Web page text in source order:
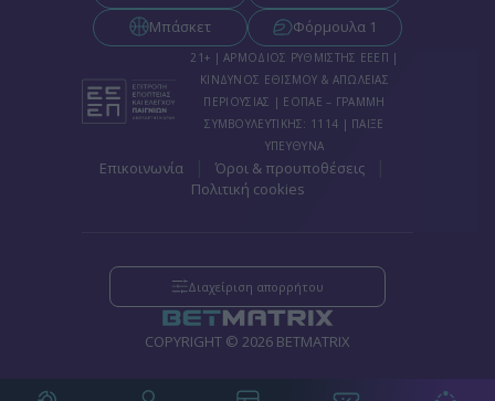
Μπάσκετ
Φόρμουλα 1
21+ | ΑΡΜΟΔΙΟΣ ΡΥΘΜΙΣΤΗΣ ΕΕΕΠ |
ΚΙΝΔΥΝΟΣ ΕΘΙΣΜΟΥ & ΑΠΩΛΕΙΑΣ
ΠΕΡΙΟΥΣΙΑΣ | ΕΟΠΑΕ – ΓΡΑΜΜΗ
ΣΥΜΒΟΥΛΕΥΤΙΚΗΣ: 1114 | ΠΑΙΞΕ
ΥΠΕΥΘΥΝΑ
Επικοινωνία Όροι & προυποθέσεις
Πολιτική cookies
COPYRIGHT © 2026 BETMATRIX
Διαχείριση απορρήτου